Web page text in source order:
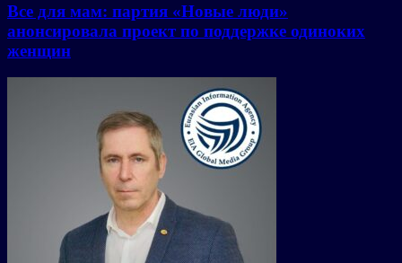
Все для мам: партия «Новые люди»
анонсировала проект по поддержке одиноких
женщин